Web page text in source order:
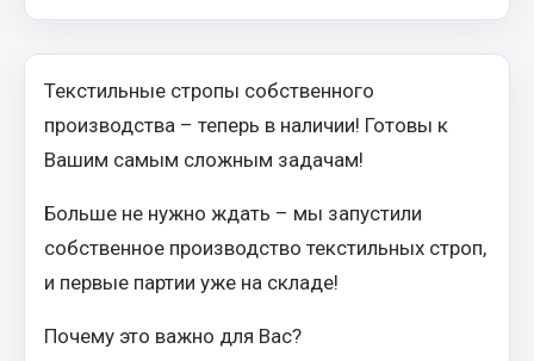
Автомобильная электрика
Вилки нагрузочные
Выключатели и переключатели клавишные
Выключатели кнопочные
Изолента
Текстильные стропы собственного
производства – теперь в наличии! Готовы к
Вашим самым сложным задачам!
Больше не нужно ждать – мы запустили
собственное производство текстильных строп,
и первые партии уже на складе!
Почему это важно для Вас?